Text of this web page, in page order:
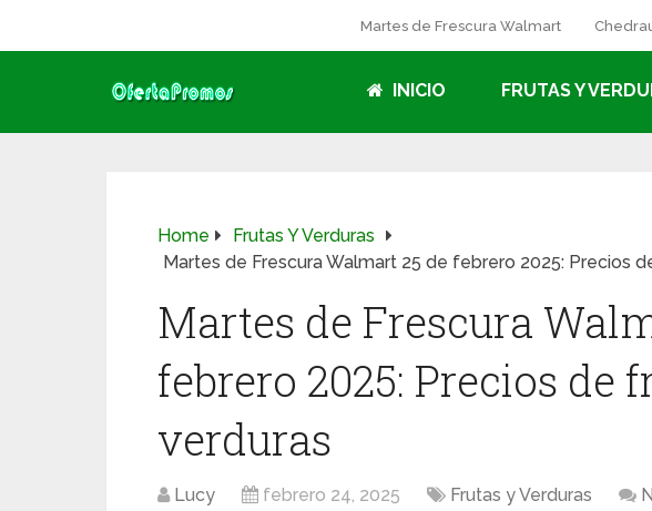
Martes de Frescura Walmart
INICIO FRUTAS Y
Home
Frutas Y Verduras
Martes de Frescura Walmart 25 de febrero 2025: Precios
Martes de Frescura
febrero 2025: Precios de
verduras
Lucy febrero 24, 2025 Frutas y Verduras